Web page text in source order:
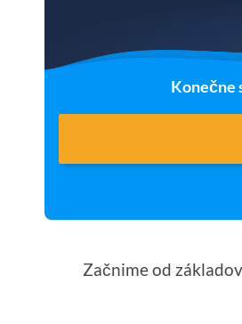
Konečne
Začnime od základov.